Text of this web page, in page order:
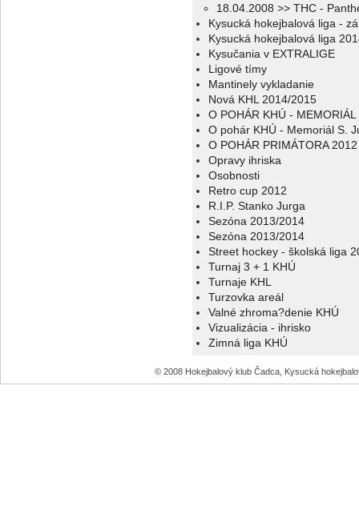
18.04.2008 >> THC -
Kysucká hokejbalová liga -
Kysucká hokejbalová liga
Kysučania v EXTRALIGE
Ligové tímy
Mantinely vykladanie
Nová KHL 2014/2015
O POHÁR KHÚ - MEMORIÁL
O pohár KHÚ - Memoriál S.
O POHÁR PRIMÁTORA 2012
Opravy ihriska
Osobnosti
Retro cup 2012
R.I.P. Stanko Jurga
Sezóna 2013/2014
Sezóna 2013/2014
Street hockey - školská liga
Turnaj 3 + 1 KHÚ
Turnaje KHL
Turzovka areál
Valné zhroma?denie KHÚ
Vizualizácia - ihrisko
Zimná liga KHÚ
© 2008 Hokejbalový klub Čadca, Kysucká